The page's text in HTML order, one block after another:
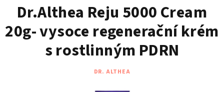
košík
Dr.Althea Reju 5000 Cream
20g- vysoce regenerační krém
s rostlinným PDRN
DR. ALTHEA